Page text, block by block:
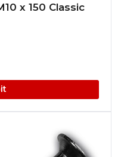
x 150 Classic